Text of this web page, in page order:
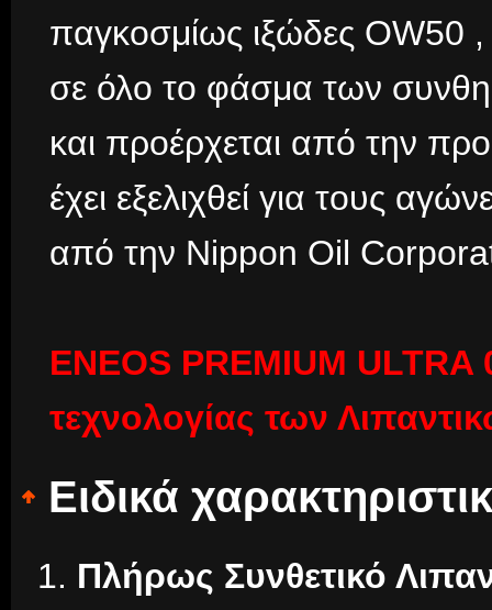
παγκοσμίως ιξώδες OW50
σε όλο το φάσμα των
και προέρχεται από την
έχει εξελιχθεί για τους
από την Nippon Oil
ΕΝΕΟS PREMIUM ULTRA
τεχνολογίας των
Ειδικά
Πλήρως Συνθετικό